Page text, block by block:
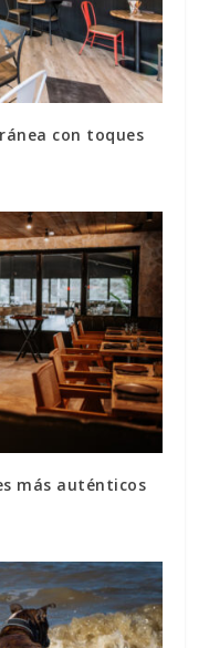
con toques
más auténticos